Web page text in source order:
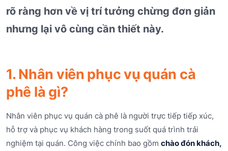
rõ ràng hơn về vị trí tưởng chừng đơn giản
nhưng lại vô cùng cần thiết này.
1. Nhân viên phục vụ quán cà
phê là gì?
Nhân viên phục vụ quán cà phê là người trực tiếp tiếp xúc,
hỗ trợ và phục vụ khách hàng trong suốt quá trình trải
nghiệm tại quán. Công việc chính bao gồm chào đón khách,